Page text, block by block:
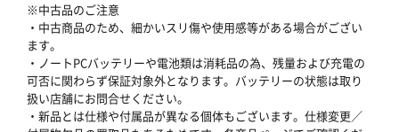
※中古品のご注意
・中古商品のため、細かいスリ傷や使用感等がある場合がござい
ます。
・ノートPCバッテリーや電池類は消耗品の為、残量および充電の
可否に関わらず保証対象外となります。バッテリーの状態は取り
扱い店舗にお問合せください。
・新品とは仕様や付属品が異なる個体もございます。仕様変更／